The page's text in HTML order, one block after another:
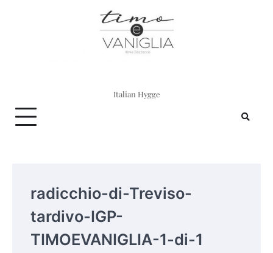
Italian Hygge
radicchio-di-Treviso-
tardivo-IGP-
TIMOEVANIGLIA-1-di-1